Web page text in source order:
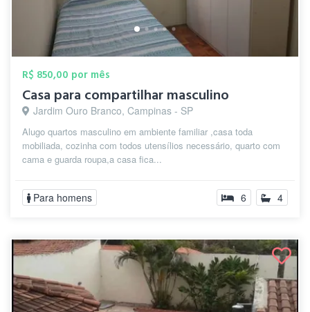
R$ 850,00 por mês
Casa para compartilhar masculino
Jardim Ouro Branco, Campinas - SP
Alugo quartos masculino em ambiente familiar ,casa toda
mobiliada, cozinha com todos utensílios necessário, quarto com
cama e guarda roupa,a casa fica...
Para homens 6 4